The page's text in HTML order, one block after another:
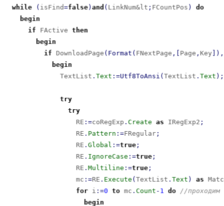
while
( isFind=false) and ( LinkNum&lt ; FCountPos )
do
begin
if FActive then
begin
if DownloadPage ( Format ( FNextPage , Page , Key ) ,
begin
              TextList
. Text : =Utf8ToAnsi ( TextList . Text ) ;
try
try
                  RE
: =coRegExp . Create as IRegExp2 ;
                  RE
. Pattern : =FRegular ;
                  RE
. Global : =true ;
                  RE
. IgnoreCase : =true ;
                  RE
. Multiline : =true ;
                  mc
: =RE . Execute ( TextList . Text ) as
for i : =0 to mc . Count - 1 do
//проходим
begin